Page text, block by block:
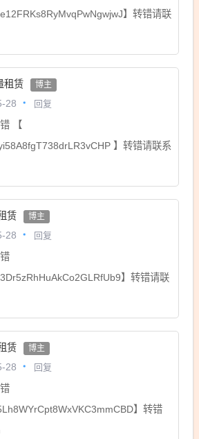
】转错请联
租赁 博主
28 回复
【
】转错请联系
赁 博主
28 回复
】转错请联
赁 博主
28 回复
】转错